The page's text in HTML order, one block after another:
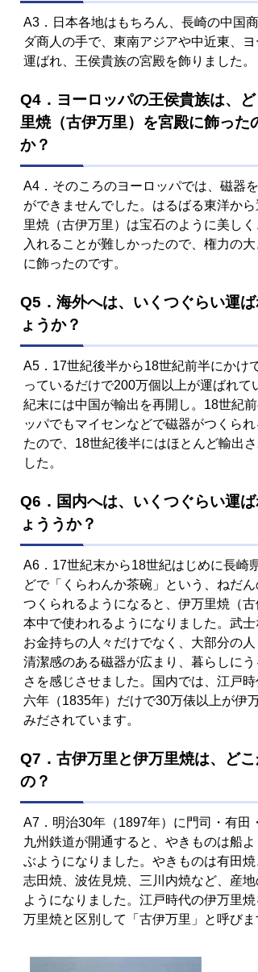
A3．日本各地はもちろん、長崎の中国商
ダ商人の手で、東南アジアや中近東、ヨ
運ばれ、王侯貴族の宮殿を飾りました。
Q4．ヨーロッパの王侯貴族は、ど
里焼（古伊万里）を宮殿に飾った
か？
A4．そのころのヨーロッパでは、磁器を
ができませんでした。はるばる東洋から
里焼（古伊万里）は宝石のように美しく
入れることが難しかったので、権力の大
に飾ったのです。
Q5．海外へは、いくつぐらい運ば
ょうか？
A5．17世紀後半から18世紀前半にかけ
っているだけで200万個以上が運ばれて
紀末には中国が輸出を再開し。18世紀前
ッパでもマイセンなどで磁器がつくられ
たので、18世紀後半にはほとんど輸出さ
した。
Q6．国内へは、いくつぐらい運ば
ょううか？
A6．17世紀末から18世紀はじめに長崎
どで「くらわんか茶碗」という、ねだん
つくられるようになると、伊万里焼（古
本中で使われるようになりました。武士
お金持ちの人々だけでなく、大部分の人
清潔感のある磁器が広まり、暮らしにう
さを感じさせました。国内では、江戸時
六年（1835年）だけで30万俵以上が伊
みだされています。
Q7．古伊万里と伊万里焼は、どこ
の？
A7．明治30年（1897年）に門司・有田
九州鉄道が開通すると、やきものは船よ
ぶようになりました。やきものは有田焼
志田焼、波佐見焼、三川内焼など、産地
ようになりました。江戸時代の伊万里焼
万里焼と区別して「古伊万里」と呼びま